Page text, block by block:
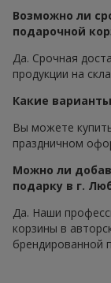
Возможно ли
подарочной
Да. Срочная
продукции на
Какие
Вы можете
праздничном
Можно ли
подарку в г.
Да. Наши
корзины в
брендированной